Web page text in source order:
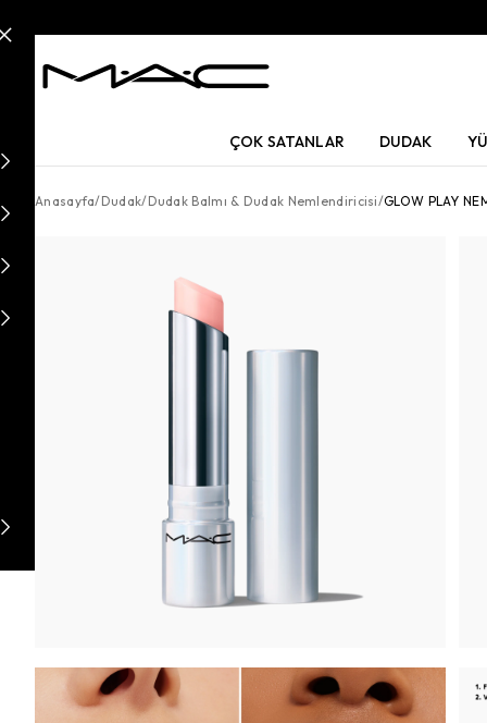
ÇOK SATANLAR DUDAK
Anasayfa/Dudak/Dudak Balmı & Dudak Nemlendiricisi/GLOW PLAY